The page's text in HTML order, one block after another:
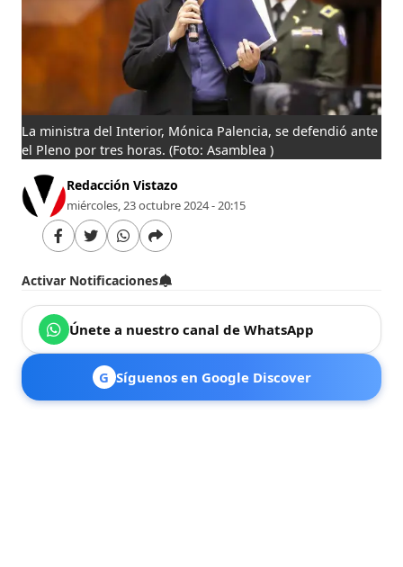
La ministra del Interior, Mónica Palencia, se defendió ante
el Pleno por tres horas. (Foto: Asamblea )
Redacción Vistazo
miércoles, 23 octubre 2024 - 20:15
Activar Notificaciones
Únete a nuestro canal de WhatsApp
G Síguenos en Google Discover